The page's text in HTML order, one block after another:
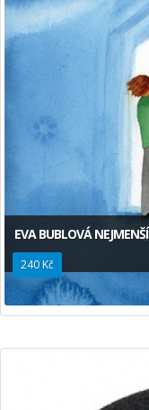
EVA BUBLOVÁ
240 Kč